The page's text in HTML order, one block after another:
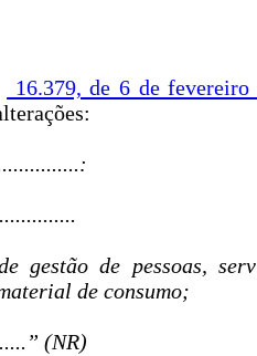
16.379, de 6 de fevereiro
gestão de pessoas,
de consumo;
(NR)